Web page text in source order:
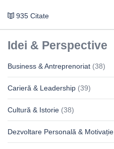
935 Citate
Idei & Perspective
Business & Antreprenoriat (38)
Carieră & Leadership (39)
Cultură & Istorie (38)
Dezvoltare Personală & Motivație